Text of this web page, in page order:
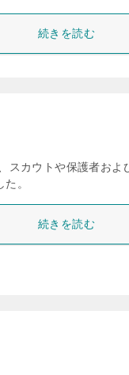
続きを読む
スカウトや保護者およ
。
続きを読む